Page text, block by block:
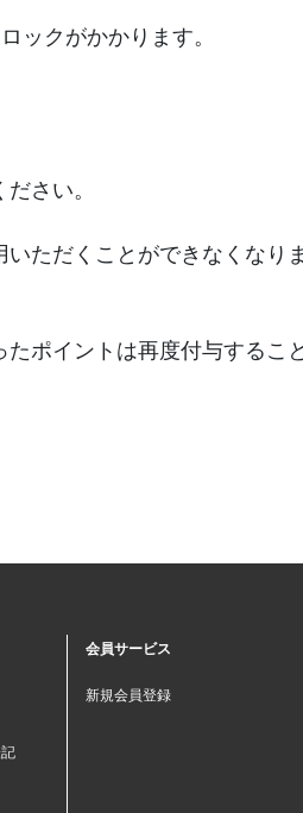
ックがかかります。
さい。
ただくことができなくなり
ポイントは再度付与するこ
会員サービス
新規会員登録